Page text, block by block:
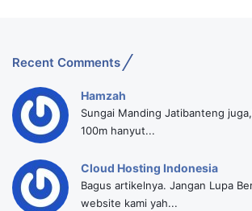
Recent Comments
Hamzah
Sungai Manding Jatibanteng
100m hanyut...
Cloud Hosting Indonesia
Bagus artikelnya. Jangan Lupa
website kami yah...